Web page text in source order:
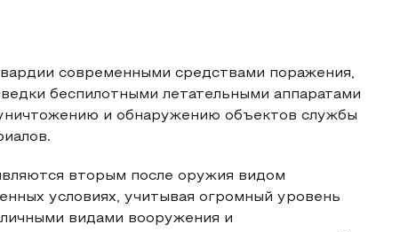
современными средствами поражения,
беспилотными летательными аппаратами
и обнаружению объектов службы
вторым после оружия видом
условиях, учитывая огромный уровень
видами вооружения и